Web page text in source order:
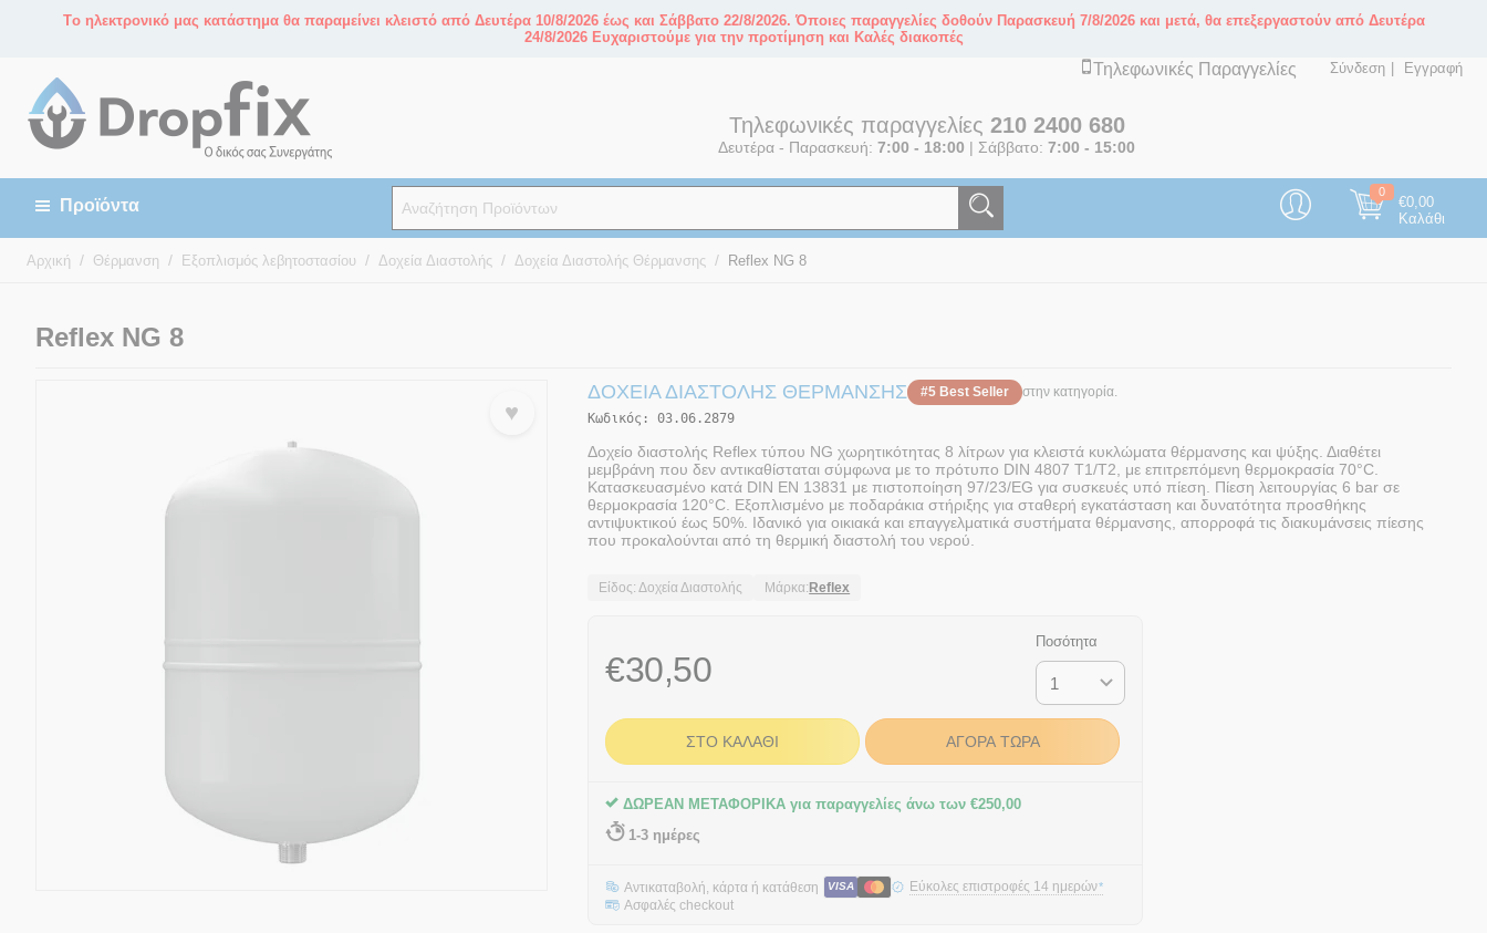
Tο ηλεκτρονικό μας κατάστημα θα παραμείνει κλειστό από Δευτέρα 10/8/2026 έως και Σάββατο 22/8/2026. Όποιες παραγγελίες δοθούν Παρασκευή 7/8/2026 και μετά, θα επεξεργαστούν από Δευτέρα
24/8/2026 Ευχαριστούμε για την προτίμηση και Καλές διακοπές
Σύνδεση
Εγγραφή
Τηλεφωνικές Παραγγελίες
Τηλεφωνικές παραγγελίες 210 2400 680
Δευτέρα - Παρασκευή:7:00 - 18:00 | Σάββατο:7:00 - 15:00
0
€0,00
Καλάθι
Αρχική / Θέρμανση / Εξοπλισμός λεβητοστασίου / Δοχεία Διαστολής / Δοχεία Διαστολής Θέρμανσης / Reflex NG 8
Reflex NG 8
♥
ΔΟΧΕΊΑ ΔΙΑΣΤΟΛΉΣ ΘΈΡΜΑΝΣΗΣ #5 Best Seller
στην κατηγορία.
Κωδικός:
03.06.2879
Δοχείο διαστολής Reflex τύπου NG χωρητικότητας 8 λίτρων για κλειστά κυκλώματα θέρμανσης και ψύξης. Διαθέτει
μεμβράνη που δεν αντικαθίσταται σύμφωνα με το πρότυπο DIN 4807 T1/T2, με επιτρεπόμενη θερμοκρασία 70°C.
Κατασκευασμένο κατά DIN EN 13831 με πιστοποίηση 97/23/EG για συσκευές υπό πίεση. Πίεση λειτουργίας 6 bar σε
θερμοκρασία 120°C. Εξοπλισμένο με ποδαράκια στήριξης για σταθερή εγκατάσταση και δυνατότητα προσθήκης
αντιψυκτικού έως 50%. Ιδανικό για οικιακά και επαγγελματικά συστήματα θέρμανσης, απορροφά τις διακυμάνσεις πίεσης
που προκαλούνται από τη θερμική διαστολή του νερού.
Είδος: Δοχεία Διαστολής Μάρκα: Reflex
€30,50
Ποσότητα
ΣΤΟ ΚΑΛΆΘΙ ΑΓΟΡΆ ΤΏΡΑ
ΔΩΡΕΑΝ ΜΕΤΑΦΟΡΙΚΑ για παραγγελίες άνω των€250,00
1-3 ημέρες
Αντικαταβολή, κάρτα ή κατάθεση VISA Εύκολες επιστροφές 14 ημερών*
Ασφαλές checkout